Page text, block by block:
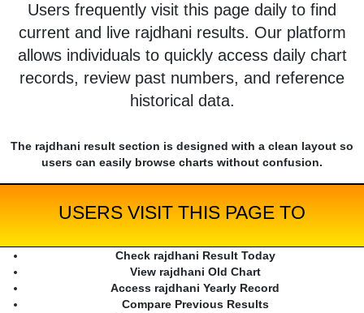
Users frequently visit this page daily to find
current and live rajdhani results. Our platform
allows individuals to quickly access daily chart
records, review past numbers, and reference
historical data.
The rajdhani result section is designed with a clean layout so
users can easily browse charts without confusion.
USERS VISIT THIS PAGE TO
Check rajdhani Result Today
View rajdhani Old Chart
Access rajdhani Yearly Record
Compare Previous Results